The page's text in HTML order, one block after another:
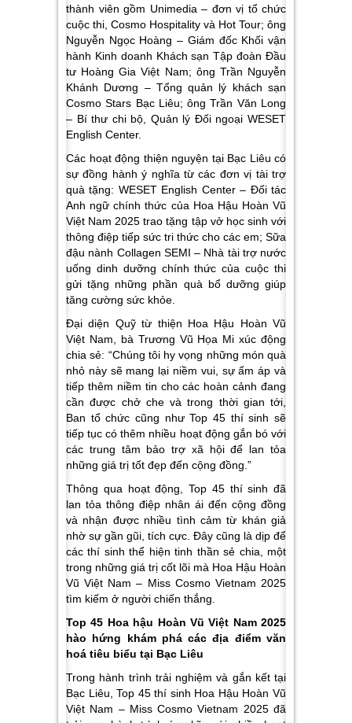
thành viên gồm Unimedia – đơn vị tổ chức
cuộc thi, Cosmo Hospitality và Hot Tour; ông
Nguyễn Ngọc Hoàng – Giám đốc Khối vận
hành Kinh doanh Khách sạn Tập đoàn Đầu
tư Hoàng Gia Việt Nam; ông Trần Nguyễn
Khánh Dương – Tổng quản lý khách sạn
Cosmo Stars Bạc Liêu; ông Trần Văn Long
– Bí thư chi bộ, Quản lý Đối ngoại WESET
English Center.
Các hoạt động thiện nguyện tại Bạc Liêu có
sự đồng hành ý nghĩa từ các đơn vị tài trợ
quà tặng: WESET English Center – Đối tác
Anh ngữ chính thức của Hoa Hậu Hoàn Vũ
Việt Nam 2025 trao tặng tập vở học sinh với
thông điệp tiếp sức tri thức cho các em; Sữa
đậu nành Collagen SEMI – Nhà tài trợ nước
uống dinh dưỡng chính thức của cuộc thi
gửi tặng những phần quà bổ dưỡng giúp
tăng cường sức khỏe.
Đại diện Quỹ từ thiện Hoa Hậu Hoàn Vũ
Việt Nam, bà Trương Vũ Họa Mi xúc động
chia sẻ: “Chúng tôi hy vọng những món quà
nhỏ này sẽ mang lại niềm vui, sự ấm áp và
tiếp thêm niềm tin cho các hoàn cảnh đang
cần được chở che và trong thời gian tới,
Ban tổ chức cũng như Top 45 thí sinh sẽ
tiếp tục có thêm nhiều hoạt động gắn bó với
các trung tâm bảo trợ xã hội để lan tỏa
những giá trị tốt đẹp đến cộng đồng.”
Thông qua hoạt động, Top 45 thí sinh đã
lan tỏa thông điệp nhân ái đến cộng đồng
và nhận được nhiều tình cảm từ khán giả
nhờ sự gần gũi, tích cực. Đây cũng là dịp để
các thí sinh thể hiện tinh thần sẻ chia, một
trong những giá trị cốt lõi mà Hoa Hậu Hoàn
Vũ Việt Nam – Miss Cosmo Vietnam 2025
tìm kiếm ở người chiến thắng.
Top 45 Hoa hậu Hoàn Vũ Việt Nam 2025
hào hứng khám phá các địa điểm văn
hoá tiêu biểu tại Bạc Liêu
Trong hành trình trải nghiệm và gắn kết tại
Bạc Liêu, Top 45 thí sinh Hoa Hậu Hoàn Vũ
Việt Nam – Miss Cosmo Vietnam 2025 đã